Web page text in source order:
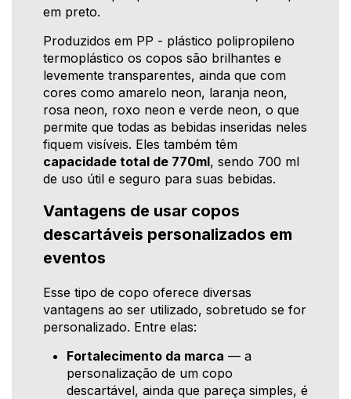
em preto.
Produzidos em PP - plástico polipropileno
termoplástico os copos são brilhantes e
levemente transparentes, ainda que com
cores como amarelo neon, laranja neon,
rosa neon, roxo neon e verde neon, o que
permite que todas as bebidas inseridas neles
fiquem visíveis. Eles também têm
capacidade total de 770ml, sendo 700 ml
de uso útil e seguro para suas bebidas.
Vantagens de usar copos
descartáveis personalizados em
eventos
Esse tipo de copo oferece diversas
vantagens ao ser utilizado, sobretudo se for
personalizado. Entre elas:
Fortalecimento da marca — a
personalização de um copo
descartável, ainda que pareça simples, é